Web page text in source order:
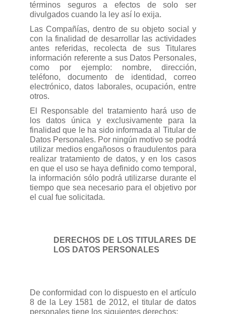
términos seguros a efectos de solo ser
divulgados cuando la ley así lo exija.
Las Compañías, dentro de su objeto social y
con la finalidad de desarrollar las actividades
antes referidas, recolecta de sus Titulares
información referente a sus Datos Personales,
como por ejemplo: nombre, dirección,
teléfono, documento de identidad, correo
electrónico, datos laborales, ocupación, entre
otros.
El Responsable del tratamiento hará uso de
los datos única y exclusivamente para la
finalidad que le ha sido informada al Titular de
Datos Personales. Por ningún motivo se podrá
utilizar medios engañosos o fraudulentos para
realizar tratamiento de datos, y en los casos
en que el uso se haya definido como temporal,
la información sólo podrá utilizarse durante el
tiempo que sea necesario para el objetivo por
el cual fue solicitada.
DERECHOS DE LOS TITULARES DE
LOS DATOS PERSONALES
De conformidad con lo dispuesto en el artículo
8 de la Ley 1581 de 2012, el titular de datos
personales tiene los siguientes derechos: